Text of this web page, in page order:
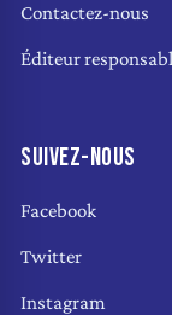
Contactez-nous
Éditeur
SUIVEZ-NOUS
Facebook
Twitter
Instagram